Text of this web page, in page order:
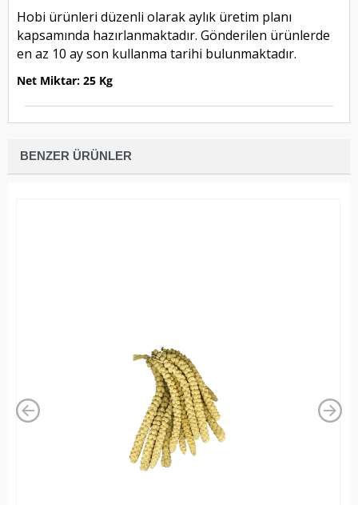
Hobi ürünleri düzenli olarak aylık üretim planı
kapsamında hazırlanmaktadır. Gönderilen ürünlerde
en az 10 ay son kullanma tarihi bulunmaktadır.
Net Miktar: 25 Kg
BENZER ÜRÜNLER